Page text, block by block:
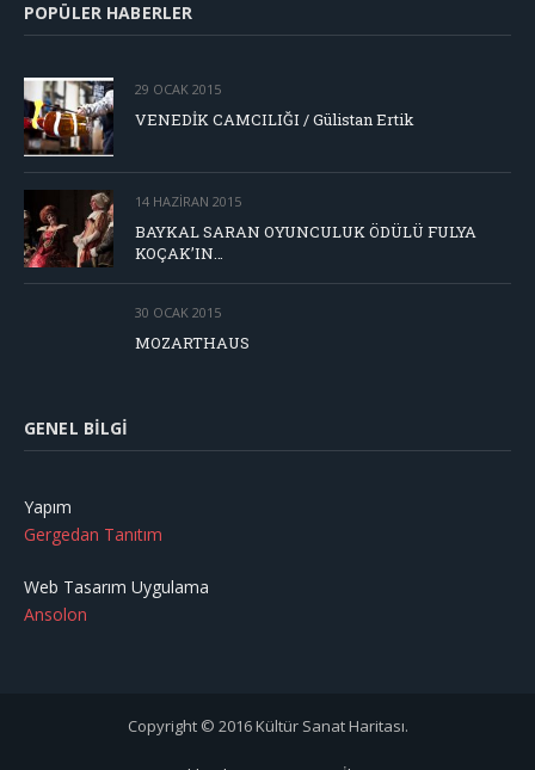
POPÜLER HABERLER
29 OCAK 2015
VENEDİK CAMCILIĞI / Gülistan Ertik
14 HAZIRAN 2015
BAYKAL SARAN OYUNCULUK ÖDÜLÜ FULYA
KOÇAK’IN…
30 OCAK 2015
MOZARTHAUS
GENEL BILGI
Yapım
Gergedan Tanıtım
Web Tasarım Uygulama
Ansolon
Copyright © 2016 Kültür Sanat Haritası.